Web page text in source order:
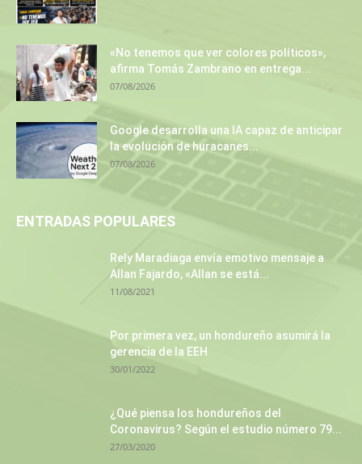
«No tenemos que ver colores políticos»,
afirma Tomás Zambrano en entrega...
07/08/2026
Google desarrolla una IA capaz de anticipar
la evolución de huracanes...
07/08/2026
ENTRADAS POPULARES
Rely Maradiaga envía emotivo mensaje a
Allan Fajardo, «Allan se está...
11/08/2021
Por primera vez, un hondureño asumirá la
gerencia de la EEH
30/01/2022
¿Qué piensa los hondureños del
Coronavirus? Según el estudio número 79...
27/03/2020